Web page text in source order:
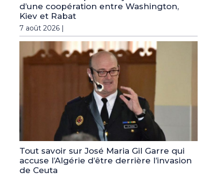
d’une coopération entre Washington,
Kiev et Rabat
7 août 2026 |
Tout savoir sur José Maria Gil Garre qui
accuse l’Algérie d’être derrière l’invasion
de Ceuta